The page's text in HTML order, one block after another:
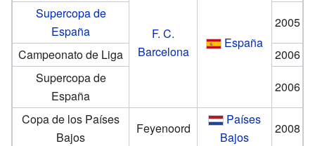
F. C.
Barcelona
España
Supercopa de
España
2005
Campeonato de Liga
2006
Supercopa de
España
2006
Copa de los Países
Bajos
Feyenoord
Países
Bajos
2008